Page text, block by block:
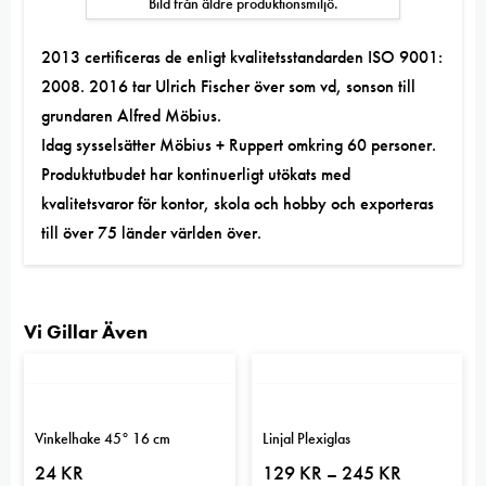
2013 certificeras de enligt kvalitetsstandarden ISO 9001:
2008. 2016 tar Ulrich Fischer över som vd, sonson till
grundaren Alfred Möbius.
Idag sysselsätter Möbius + Ruppert omkring 60 personer.
Produktutbudet har kontinuerligt utökats med
kvalitetsvaror för kontor, skola och hobby och exporteras
till över 75 länder världen över.
Vi Gillar Även
Vinkelhake 45° 16 cm
24 KR
Linjal Plexiglas
129 KR – 245 KRPrisintervall: